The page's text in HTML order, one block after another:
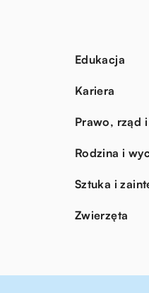
Edukacja
Kariera
Prawo, rząd
Rodzina i
Sztuka i
Zwierzęta